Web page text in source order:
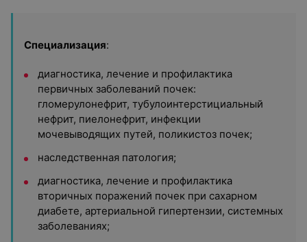
Специализация:
диагностика, лечение и профилактика
первичных заболеваний почек:
гломерулонефрит, тубулоинтерстициальный
нефрит, пиелонефрит, инфекции
мочевыводящих путей, поликистоз почек;
наследственная патология;
диагностика, лечение и профилактика
вторичных поражений почек при сахарном
диабете, артериальной гипертензии, системных
заболеваниях;